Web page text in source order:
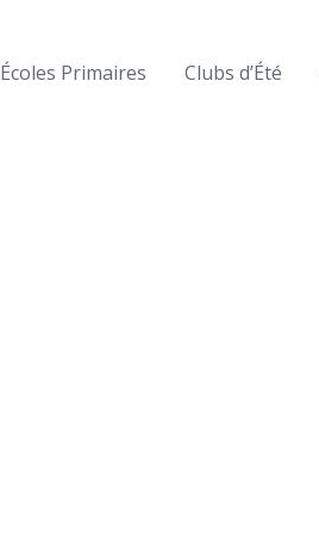
Écoles Primaires Clubs d’Été